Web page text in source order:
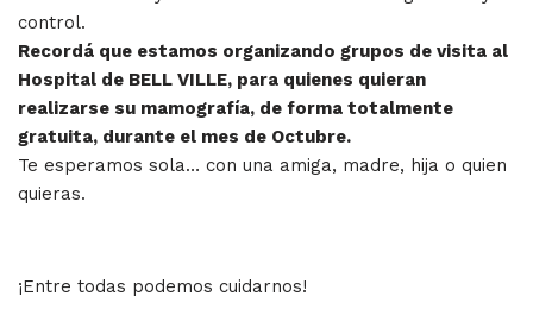
control.
Recordá que estamos organizando grupos de visita al
Hospital de BELL VILLE, para quienes quieran
realizarse su mamografía, de forma totalmente
gratuita, durante el mes de Octubre.
Te esperamos sola… con una amiga, madre, hija o quien
quieras.
¡Entre todas podemos cuidarnos!